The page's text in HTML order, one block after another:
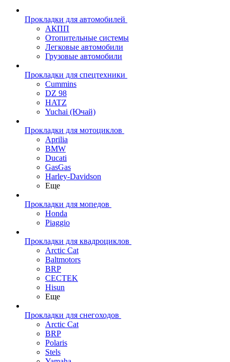
Прокладки для автомобилей
АКПП
Отопительные системы
Легковые автомобили
Грузовые автомобили
Прокладки для спецтехники
Cummins
DZ 98
HATZ
Yuchai (Ючай)
Прокладки для мотоциклов
Aprilia
BMW
Ducati
GasGas
Harley-Davidson
Еще
Прокладки для мопедов
Honda
Piaggio
Прокладки для квадроциклов
Arctic Cat
Baltmotors
BRP
CECTEK
Hisun
Еще
Прокладки для снегоходов
Arctic Cat
BRP
Polaris
Stels